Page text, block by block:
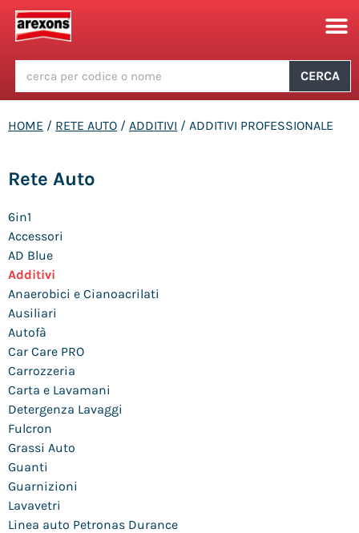
CERCA
HOME / RETE AUTO / ADDITIVI / ADDITIVI PROFESSIONALE
Rete Auto
6in1
Accessori
AD Blue
Additivi
Anaerobici e Cianoacrilati
Ausiliari
Autofà
Car Care PRO
Carrozzeria
Carta e Lavamani
Detergenza Lavaggi
Fulcron
Grassi Auto
Guanti
Guarnizioni
Lavavetri
Linea auto Petronas Durance